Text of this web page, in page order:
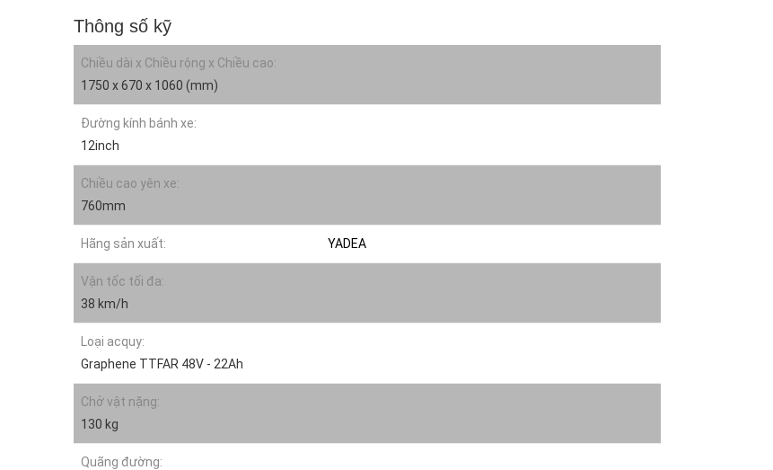
Thông số kỹ
Chiều dài x Chiều rộng x Chiều cao:
1750 x 670 x 1060 (mm)
Đường kính bánh xe:
12inch
Chiều cao yên xe:
760mm
Hãng sản xuất: YADEA
Vận tốc tối đa:
38 km/h
Loại acquy:
Graphene TTFAR 48V - 22Ah
Chở vật nặng:
130 kg
Quãng đường: